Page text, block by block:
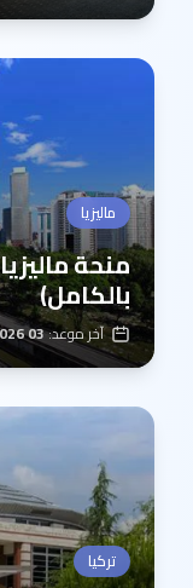
ماليزيا
بالكامل)
آخر موعد:03 Apr, 2026
تركيا